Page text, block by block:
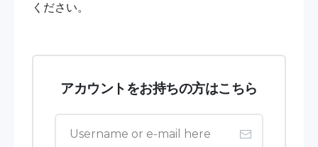
ください。
アカウントをお持ちの方はこちら